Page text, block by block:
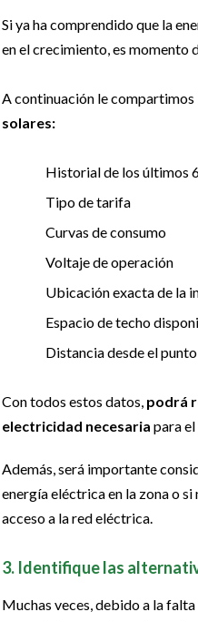
Si ya ha comprendido que la
en el crecimiento, es momento
A continuación le compartimos
solares:
Historial de los últimos
Tipo de tarifa
Curvas de consumo
Voltaje de operación
Ubicación exacta de la
Espacio de techo
Distancia desde el
Con todos estos datos, podrá
electricidad necesaria para
Además, será importante
energía eléctrica en la zona o
acceso a la red eléctrica.
3. Identifique las
Muchas veces, debido a la